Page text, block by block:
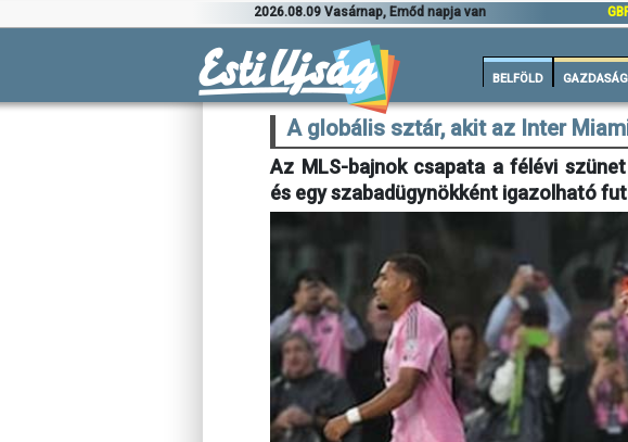
2026.08.09 Vasárnap, Emőd napja van
BELFÖLD GAZDASÁG
A globális sztár, akit az Inter
Az MLS-bajnok csapata a félévi
és egy szabadügynökként igazolható